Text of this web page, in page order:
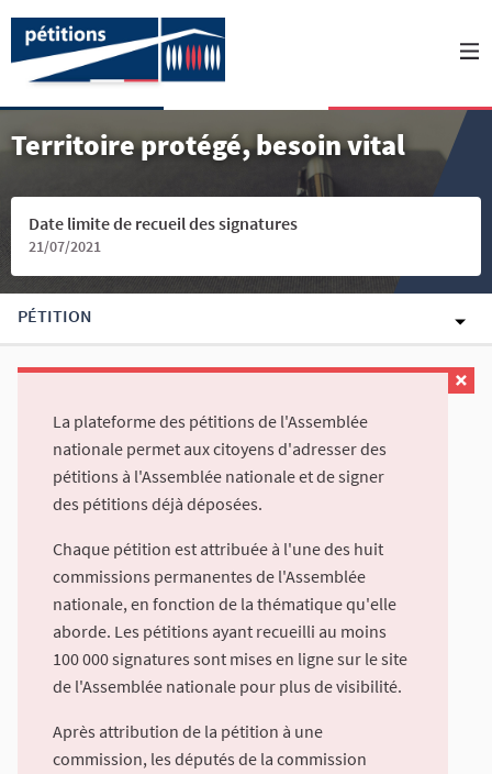
Territoire protégé, besoin vital
Date limite de recueil des signatures
21/07/2021
PÉTITION
La plateforme des pétitions de l'Assemblée
nationale permet aux citoyens d'adresser des
pétitions à l'Assemblée nationale et de signer
des pétitions déjà déposées.
Chaque pétition est attribuée à l'une des huit
commissions permanentes de l'Assemblée
nationale, en fonction de la thématique qu'elle
aborde. Les pétitions ayant recueilli au moins
100 000 signatures sont mises en ligne sur le site
de l'Assemblée nationale pour plus de visibilité.
Après attribution de la pétition à une
commission, les députés de la commission